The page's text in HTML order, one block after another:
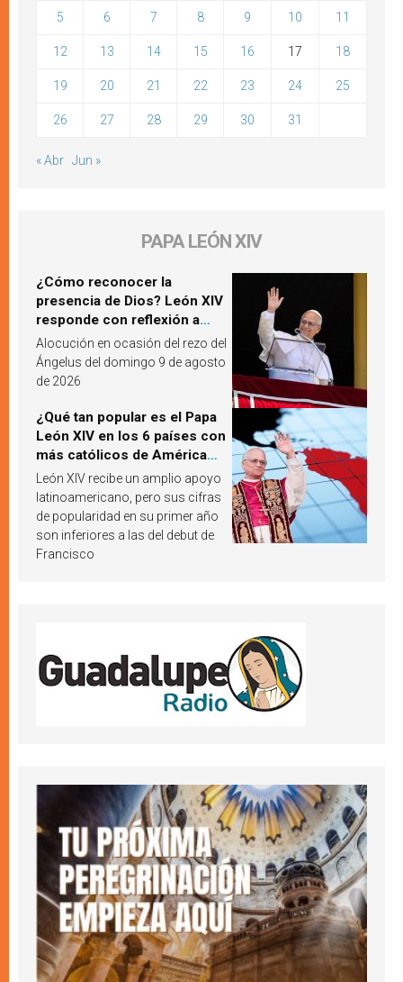
5 6 7 8 9 10 11
12 13 14 15 16 17 18
19 20 21 22 23 24 25
26 27 28 29 30 31
« Abr Jun »
PAPA LEÓN XIV
¿Cómo reconocer la
presencia de Dios? León XIV
responde con reflexión a
partir de un pasaje del
Evangelio
Alocución en ocasión del rezo del
Ángelus del domingo 9 de agosto
de 2026
¿Qué tan popular es el Papa
León XIV en los 6 países con
más católicos de América
Latina en 2026? Publican
resultados de investigación
León XIV recibe un amplio apoyo
latinoamericano, pero sus cifras
de popularidad en su primer año
son inferiores a las del debut de
Francisco